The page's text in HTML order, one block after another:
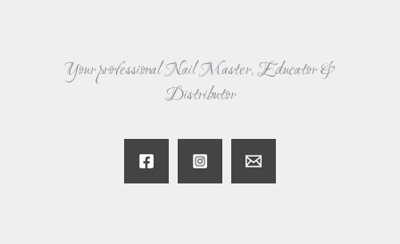
Your professional Nail Master, Educator &
Distributor